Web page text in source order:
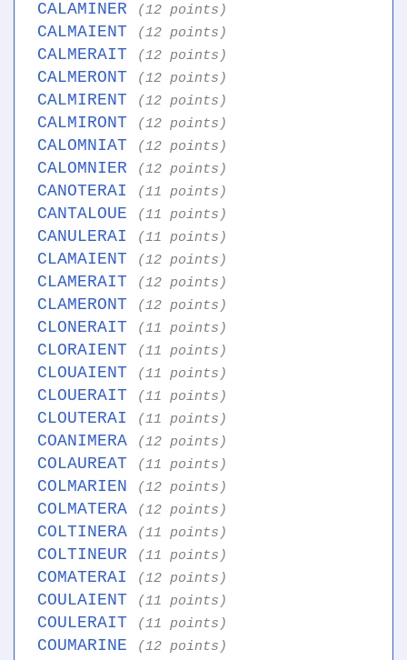
CALAMINER (12 points)
CALMAIENT (12 points)
CALMERAIT (12 points)
CALMERONT (12 points)
CALMIRENT (12 points)
CALMIRONT (12 points)
CALOMNIAT (12 points)
CALOMNIER (12 points)
CANOTERAI (11 points)
CANTALOUE (11 points)
CANULERAI (11 points)
CLAMAIENT (12 points)
CLAMERAIT (12 points)
CLAMERONT (12 points)
CLONERAIT (11 points)
CLORAIENT (11 points)
CLOUAIENT (11 points)
CLOUERAIT (11 points)
CLOUTERAI (11 points)
COANIMERA (12 points)
COLAUREAT (11 points)
COLMARIEN (12 points)
COLMATERA (12 points)
COLTINERA (11 points)
COLTINEUR (11 points)
COMATERAI (12 points)
COULAIENT (11 points)
COULERAIT (11 points)
COUMARINE (12 points)